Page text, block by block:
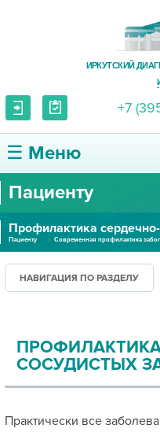
ИРКУТСКИЙ
+7
☰ Меню
О ЦЕНТРЕ
УСЛУГИ И ЦЕНЫ
ПАЦИЕНТУ
ПРАВОВАЯ ИНФОРМАЦИЯ
Пациенту
Профилактика
Пациенту Современная профилактика
НАВИГАЦИЯ ПО РАЗДЕЛУ
СОСУДИСТЫХ
Практически все